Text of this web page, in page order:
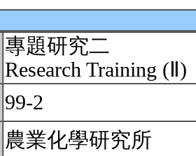
專題研究二
Research Training (Ⅱ)
99-2
農業化學研究所